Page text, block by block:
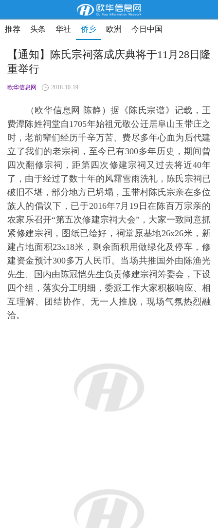
推荐 头条 华社 侨乡 欧洲 今日中国
【通知】陈氏宗祠落成庆典将于11月28日隆
重举行
欧华信息网 2018-10-19
（欧华信息网 陈静）据《陈氏宗谱》记载，王
费潭陈姓祠堂自1705年始祖元敬公迁居阜山玉带庄之
时，老前辈们经历千辛万苦、费尽多年心血为后代建
立了我们的老宗祠，至今已有300多年历史，期间曾
四次翻修宗祠，距第四次修建宗祠又过去将近40年
了，由于经过了数十年的风霜雪雨洗礼，陈氏宗祠已
破旧不堪，部分地方已坍塌，玉带村陈氏宗亲在多位
族人的倡议下，已于2016年7月19日在陈百万宗亲的
农家乐召开“第五次修建宗祠大会”，大家一致同意抓
紧修建宗祠，图纸已绘好，祠堂原基地26x26米，新
建占地面积23x18米，剩余面积用做绿化及停车，修
建资金预计300多万人民币。当场共推国外由陈渔光
先生、国内由陈冠恺先生负责修建宗祠筹委会，下设
四个组，落实分工明细，委派工作大家积极响应、相
互理解、团结协作、无一人推脱，现场气氛热烈融
洽。